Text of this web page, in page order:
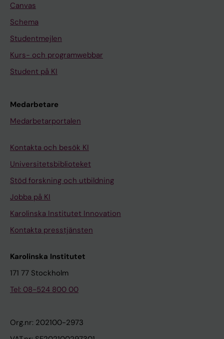
Canvas
Schema
Studentmejlen
Kurs- och programwebbar
Student på KI
Medarbetare
Medarbetarportalen
Kontakta och besök KI
Universitetsbiblioteket
Stöd forskning och utbildning
Jobba på KI
Karolinska Institutet Innovation
Kontakta presstjänsten
Karolinska Institutet
171 77 Stockholm
Tel: 08-524 800 00
Org.nr: 202100-2973